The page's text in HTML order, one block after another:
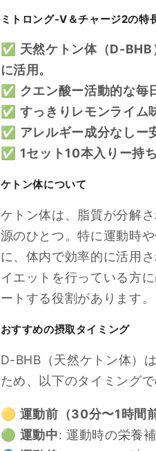
ミトロング-V＆チャージ2の特
✅ 天然ケトン体（D-
に活用。
✅ クエン酸ー活動的な毎
✅ すっきりレモンライム
✅ アレルギー成分なしー
✅ 1セット10本入りー持
ケトン体について
ケトン体は、脂質が分解
源のひとつ。特に運動時
に、 体内で効率的に活用
イエットを行っている方
ートする役割があります。
おすすめの摂取タイミング
D-BHB（天然ケトン体）
ため、以下のタイミング
🟡 運動前（30分〜1時間前
🟢 運動中: 運動時の栄養